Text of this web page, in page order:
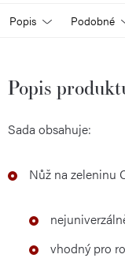
Popis Podobné
Popis
Sada obsahuje:
Nůž na zeleninu
vhodný pro